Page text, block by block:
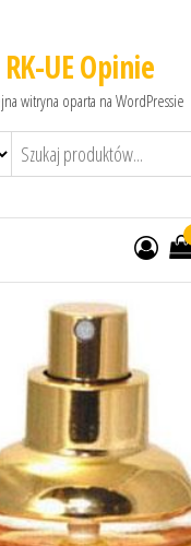
RK-UE Opinie
witryna oparta na WordPressie